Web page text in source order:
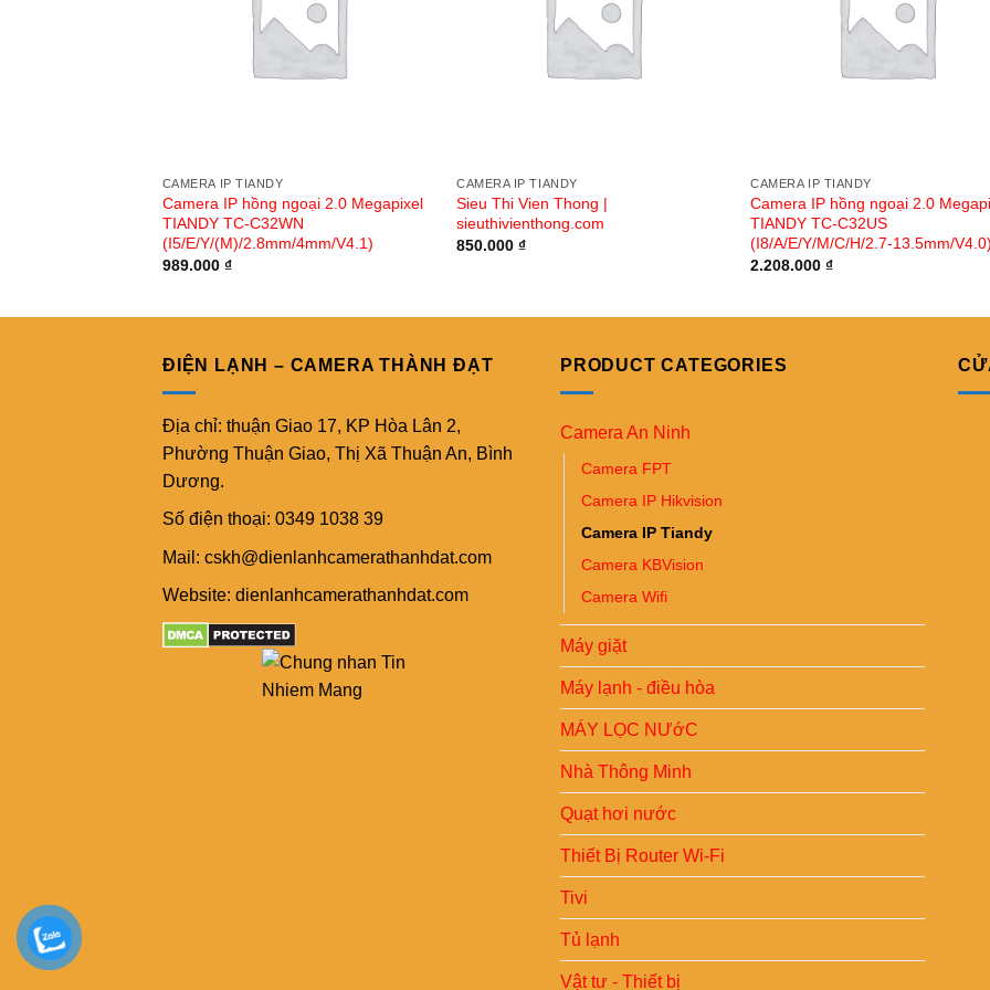
CAMERA IP TIANDY
Camera IP hồng ngoại 2.0 Megapixel
TIANDY TC-C32WN
(I5/E/Y/(M)/2.8mm/4mm/V4.1)
989.000 ₫
CAMERA IP TIANDY
Sieu Thi Vien Thong |
sieuthivienthong.com
850.000₫
CAMERA IP TIANDY
Camera IP hồng ngoại 2.0
TIANDY TC-C32US
(I8/A/E/Y/M/C/H/2.7-13.5mm/V4.0)
2.208.000₫
ĐIỆN LẠNH – CAMERA THÀNH ĐẠT
Địa chỉ: thuận Giao 17, KP Hòa Lân 2,
Phường Thuận Giao, Thị Xã Thuận An, Bình
Dương.
Số điện thoại: 0349 1038 39
Mail: cskh@dienlanhcamerathanhdat.com
Website: dienlanhcamerathanhdat.com
PRODUCT CATEGORIES
Camera An Ninh
Camera FPT
Camera IP Hikvision
Camera IP Tiandy
Camera KBVision
Camera Wifi
Máy giặt
Máy lạnh - điều hòa
MÁY LỌC NƯớC
Nhà Thông Minh
Quạt hơi nước
Thiết Bị Router Wi-Fi
Tivi
Tủ lạnh
Vật tư - Thiết bị